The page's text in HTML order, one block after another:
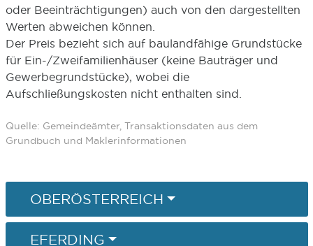
oder Beeinträchtigungen) auch von den dargestellten
Werten abweichen können.
Der Preis bezieht sich auf baulandfähige Grundstücke
für Ein-/Zweifamilienhäuser (keine Bauträger und
Gewerbegrundstücke), wobei die
Aufschließungskosten nicht enthalten sind.
Quelle: Gemeindeämter, Transaktionsdaten aus dem
Grundbuch und Maklerinformationen
OBERÖSTERREICH
EFERDING